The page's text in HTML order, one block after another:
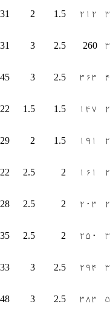
31 2 1.5 ۲۱۲
31 3 2.5 260
45 3 2.5 ۳۶۳
22 1.5 1.5 ۱۴۷
29 2 1.5 ۱۹۱
22 2.5 2 ۱۶۱
28 2.5 2 ۲۰۳
35 2.5 2 ۲۵۰
33 3 2.5 ۲۹۴
48 3 2.5 ۳۸۳